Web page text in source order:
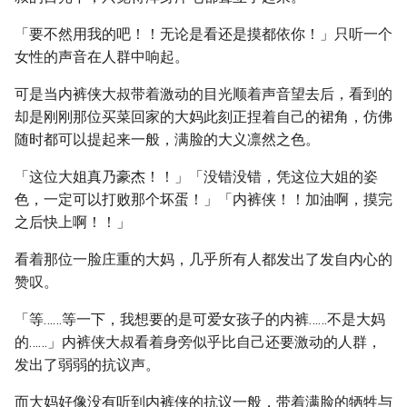
「要不然用我的吧！！无论是看还是摸都依你！」只听一个
女性的声音在人群中响起。
可是当内裤侠大叔带着激动的目光顺着声音望去后，看到的
却是刚刚那位买菜回家的大妈此刻正捏着自己的裙角，仿佛
随时都可以提起来一般，满脸的大义凛然之色。
「这位大姐真乃豪杰！！」「没错没错，凭这位大姐的姿
色，一定可以打败那个坏蛋！」「内裤侠！！加油啊，摸完
之后快上啊！！」
看着那位一脸庄重的大妈，几乎所有人都发出了发自内心的
赞叹。
「等……等一下，我想要的是可爱女孩子的内裤……不是大妈
的……」内裤侠大叔看着身旁似乎比自己还要激动的人群，
发出了弱弱的抗议声。
而大妈好像没有听到内裤侠的抗议一般，带着满脸的牺牲与